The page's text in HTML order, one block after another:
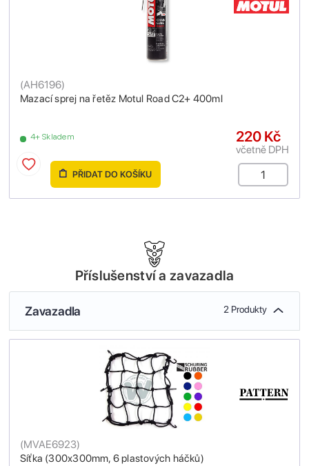
Mazací sprej na řetěz Motul Road C2+ 400ml
(AH6196)
4+ Skladem 220 Kč
včetně DPH
PŘIDAT DO KOŠÍKU
Příslušenství a zavazadla
Zavazadla 2 Produkty
Síťka (300x300mm, 6 plastových háčků)
(MVAE6923)